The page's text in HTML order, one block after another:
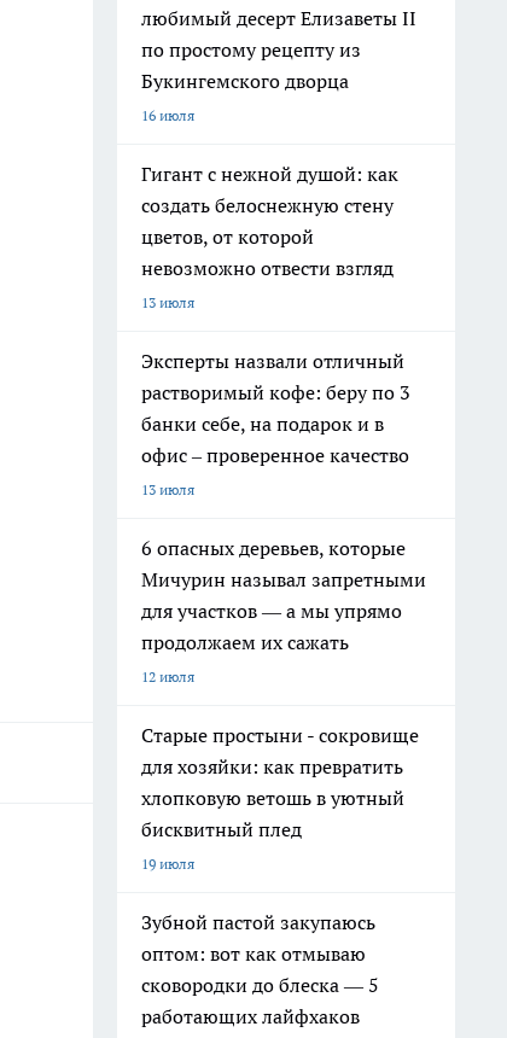
любимый десерт Елизаветы II
по простому рецепту из
Букингемского дворца
16 июля
Гигант с нежной душой: как
создать белоснежную стену
цветов, от которой
невозможно отвести взгляд
13 июля
Эксперты назвали отличный
растворимый кофе: беру по 3
банки себе, на подарок и в
офис – проверенное качество
13 июля
6 опасных деревьев, которые
Мичурин называл запретными
для участков — а мы упрямо
продолжаем их сажать
12 июля
Старые простыни - сокровище
для хозяйки: как превратить
хлопковую ветошь в уютный
бисквитный плед
19 июля
Зубной пастой закупаюсь
оптом: вот как отмываю
сковородки до блеска — 5
работающих лайфхаков